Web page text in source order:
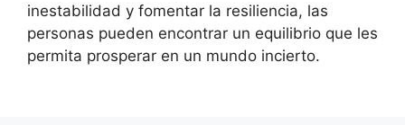
inestabilidad y fomentar la resiliencia, las
personas pueden encontrar un equilibrio que les
permita prosperar en un mundo incierto.